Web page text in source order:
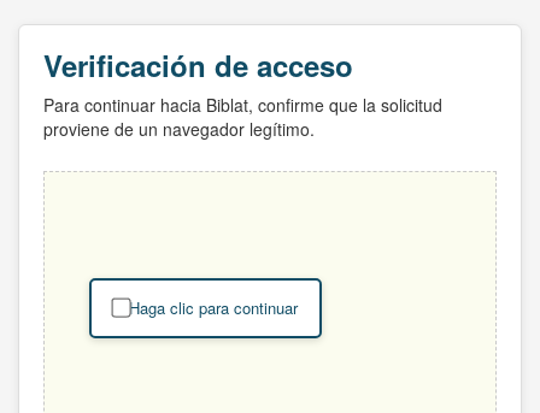
Verificación de acceso
Para continuar hacia Biblat, confirme que la solicitud
proviene de un navegador legítimo.
Haga clic para continuar